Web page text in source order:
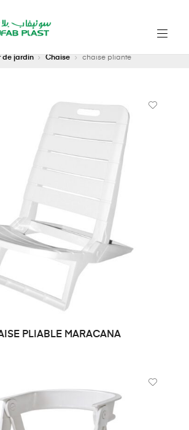
de jardin Chaise chaise pliante
PLIABLE MARACANA